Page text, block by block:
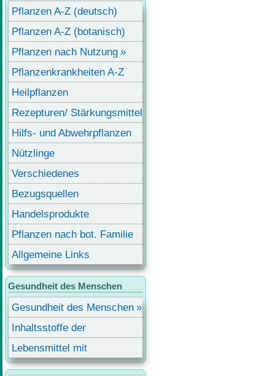
Pflanzen A-Z (deutsch)
Pflanzen A-Z (botanisch)
Pflanzen nach Nutzung
Pflanzenkrankheiten A-Z
Heilpflanzen
Rezepturen/ Stärkungsmittel
Hilfs- und Abwehrpflanzen
Nützlinge
Verschiedenes
Bezugsquellen
Handelsprodukte
Pflanzen nach bot. Familie
Allgemeine Links
Gesundheit des Menschen
Gesundheit des Menschen
Inhaltsstoffe der
Lebensmittel
Lebensmittel mit
Inhaltsstoffen